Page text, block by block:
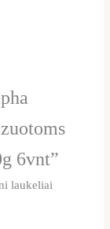
6vnt”
laukeliai